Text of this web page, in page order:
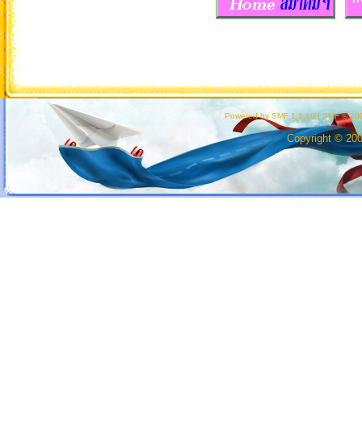
Powered by SMF 1.1.10 | SMF ©
Copyright ©